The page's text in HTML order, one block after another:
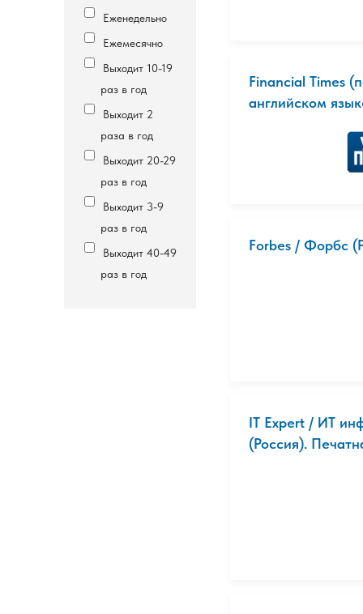
Еженедельно
Ежемесячно
Выходит 10-19
раз в год
Выходит 2
раза в год
Выходит 20-29
раз в год
Выходит 3-9
раз в год
Выходит 40-49
раз в год
Financial Times
английском
Forbes / Форбс
IT Expert / ИТ
(Россия).